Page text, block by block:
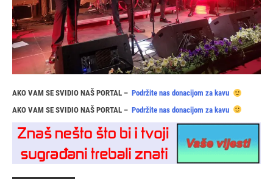
AKO VAM SE SVIDIO NAŠ PORTAL – Podržite nas donacijom za kavu
AKO VAM SE SVIDIO NAŠ PORTAL – Podržite nas donacijom za kavu